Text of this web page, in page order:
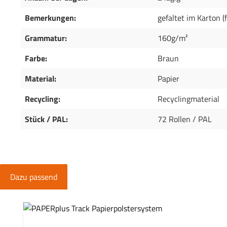
Bemerkungen:
gefaltet im Karton
Grammatur:
160g/m²
Farbe:
Braun
Material:
Papier
Recycling:
Recyclingmaterial
Stück / PAL:
72 Rollen / PAL
Dazu passend
Produktgalerie überspringen